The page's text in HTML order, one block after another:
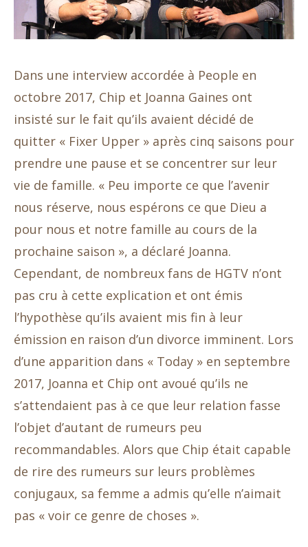
Dans une interview accordée à People en
octobre 2017, Chip et Joanna Gaines ont
insisté sur le fait qu’ils avaient décidé de
quitter « Fixer Upper » après cinq saisons pour
prendre une pause et se concentrer sur leur
vie de famille. « Peu importe ce que l’avenir
nous réserve, nous espérons ce que Dieu a
pour nous et notre famille au cours de la
prochaine saison », a déclaré Joanna.
Cependant, de nombreux fans de HGTV n’ont
pas cru à cette explication et ont émis
l’hypothèse qu’ils avaient mis fin à leur
émission en raison d’un divorce imminent. Lors
d’une apparition dans « Today » en septembre
2017, Joanna et Chip ont avoué qu’ils ne
s’attendaient pas à ce que leur relation fasse
l’objet d’autant de rumeurs peu
recommandables. Alors que Chip était capable
de rire des rumeurs sur leurs problèmes
conjugaux, sa femme a admis qu’elle n’aimait
pas « voir ce genre de choses ».